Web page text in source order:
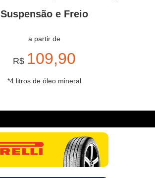
Suspensão e Freio
a partir de
R$ 109,90
*4 litros de óleo mineral